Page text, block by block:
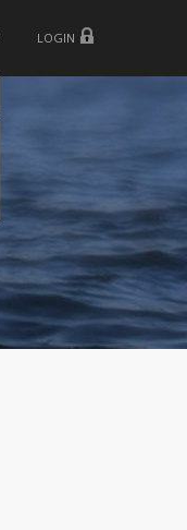
LOGIN